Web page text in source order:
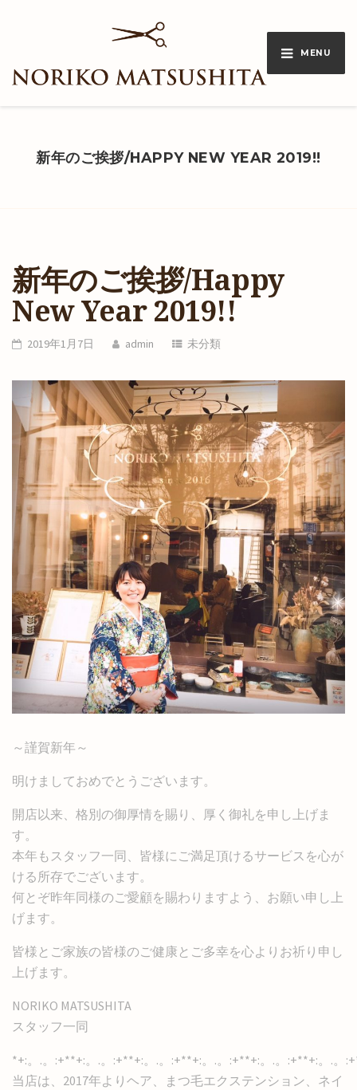
MENU
新年のご挨拶/HAPPY NEW YEAR 2019!!
新年のご挨拶/Happy
New Year 2019!!
2019年1月7日 admin 未分類
～謹賀新年～
明けましておめでとうございます。
開店以来、格別の御厚情を賜り、厚く御礼を申し上げま
す。
本年もスタッフ一同、皆様にご満足頂けるサービスを心が
ける所存でございます。
何とぞ昨年同様のご愛顧を賜わりますよう、お願い申し上
げます。
皆様とご家族の皆様のご健康とご多幸を心よりお祈り申し
上げます。
NORIKO MATSUSHITA
スタッフ一同
*+:。.。:+**+:。.。:+**+:。.。:+**+:。.。:+**+:。.。:+**+:。.。
当店は、2017年よりヘア、まつ毛エクステンション、ネイ